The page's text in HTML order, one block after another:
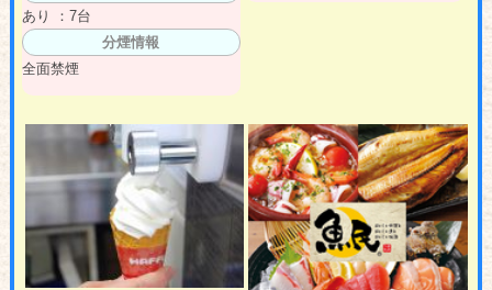
あり ：7台
分煙情報
全面禁煙